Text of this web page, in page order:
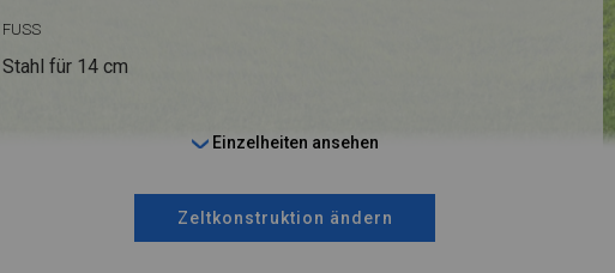
FUSS
Stahl für 14 cm
Einzelheiten ansehen
Zeltkonstruktion ändern